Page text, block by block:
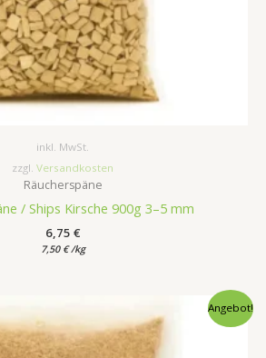
inkl. MwSt.
zzgl. Versandkosten
Räucherspäne
/ Ships Kirsche 900g 3–5 mm
6,75 €
7,50 € /kg
Angebot!
Preis
war:
5,15 €
ist:
4,15 €.